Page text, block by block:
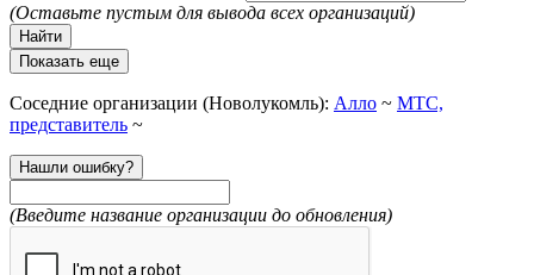
(Оставьте пустым для вывода всех организаций)
Найти
Показать еще
Соседние организации (Новолукомль): Алло ~ МТС,
представитель ~
Нашли ошибку?
(Введите название организации до обновления)